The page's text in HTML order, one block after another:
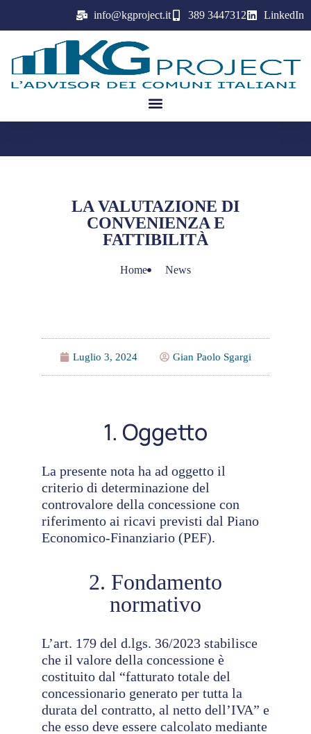
info@kgproject.it 389 3447312 LinkedIn
LA VALUTAZIONE DI
CONVENIENZA E
FATTIBILITÀ
Home News
Luglio 3, 2024 Gian Paolo Sgargi
1. Oggetto
La presente nota ha ad oggetto il
criterio di determinazione del
controvalore della concessione con
riferimento ai ricavi previsti dal Piano
Economico-Finanziario (PEF).
2. Fondamento
normativo
L’art. 179 del d.lgs. 36/2023 stabilisce
che il valore della concessione è
costituito dal “fatturato totale del
concessionario generato per tutta la
durata del contratto, al netto dell’IVA” e
che esso deve essere calcolato mediante